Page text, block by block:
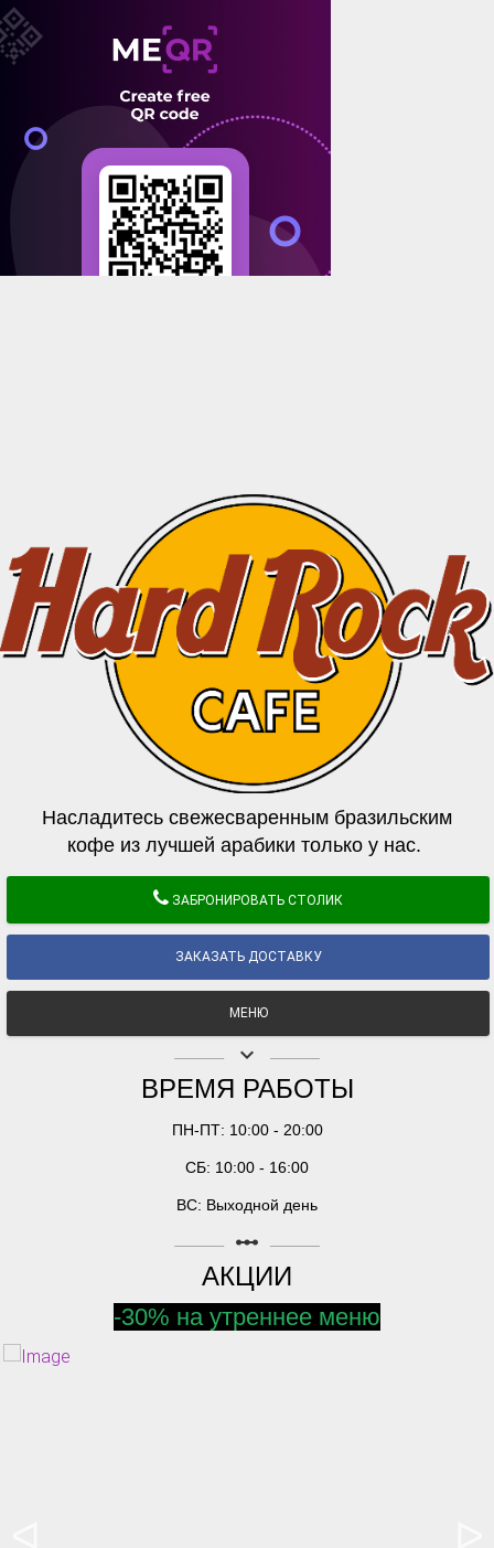
Насладитесь свежесваренным бразильским
кофе из лучшей арабики только у нас.
ЗАБРОНИРОВАТЬ СТОЛИК
ЗАКАЗАТЬ ДОСТАВКУ
МЕНЮ
keyboard_arrow_down
ВРЕМЯ РАБОТЫ
ПН-ПТ: 10:00 - 20:00
СБ: 10:00 - 16:00
ВС: Выходной день
linear_scale
АКЦИИ
-30% на утреннее меню